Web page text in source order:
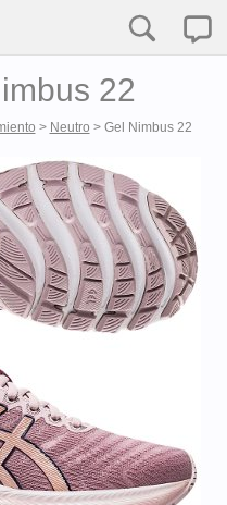
22
> Neutro > Gel Nimbus 22